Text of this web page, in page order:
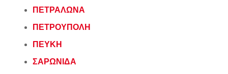
ΠΕΤΡΑΛΩΝΑ
ΠΕΤΡΟΥΠΟΛΗ
ΠΕΥΚΗ
ΣΑΡΩΝΙΔΑ